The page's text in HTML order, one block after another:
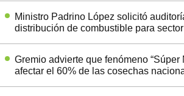
Ministro Padrino López solicitó
distribución de combustible para
Gremio advierte que fenómeno “Súper
afectar el 60% de las cosechas